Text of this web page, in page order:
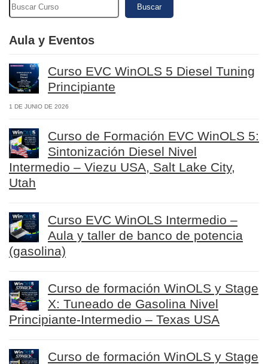
Buscar
Aula y Eventos
Curso EVC WinOLS 5 Diesel Tuning
Principiante
1 DE JUNIO DE 2026
Curso de Formación EVC WinOLS 5:
Sintonización Diesel Nivel
Intermedio – Viezu USA, Salt Lake City,
Utah
Curso EVC WinOLS Intermedio –
Aula y taller de banco de potencia
(gasolina)
Curso de formación WinOLS y Stage
X: Tuneado de Gasolina Nivel
Principiante-Intermedio – Texas USA
Curso de formación WinOLS y Stage